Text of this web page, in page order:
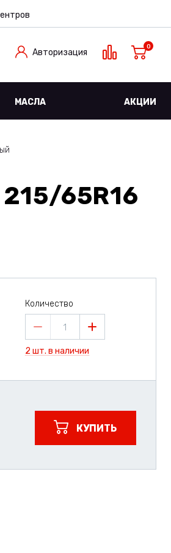
Авторизация
0
МАСЛА АКЦИИ
215/65R16
Количество
1
2 шт. в наличии
КУПИТЬ